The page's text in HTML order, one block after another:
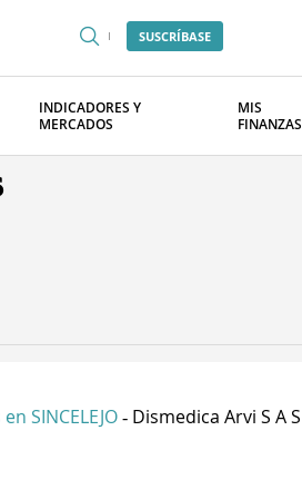
SUSCRÍBASE
INDICADORES Y
MERCADOS
MIS
FINANZAS
SINCELEJO - Dismedica Arvi S A S